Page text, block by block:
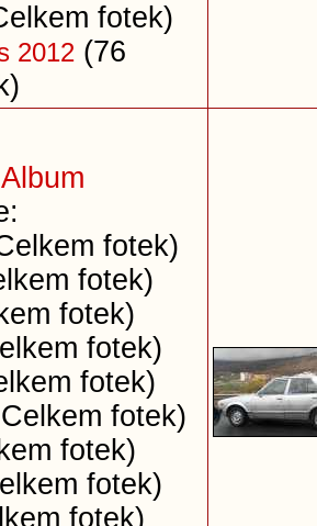
fotek)
2012 (76
Album
fotek)
fotek)
fotek)
fotek)
fotek)
fotek)
fotek)
fotek)
fotek)